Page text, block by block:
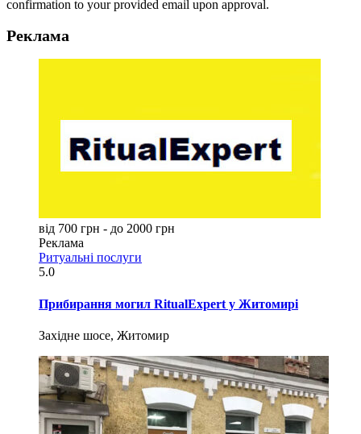
confirmation to your provided email upon approval.
Реклама
від 700 грн - до 2000 грн
Реклама
Ритуальні послуги
5.0
Прибирання могил RitualExpert у Житомирі
Західне шосе, Житомир